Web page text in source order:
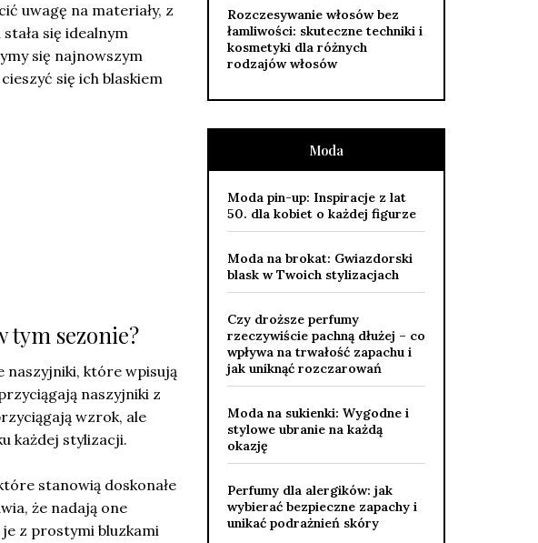
uwagę na materiały, z
się idealnym
się najnowszym
się ich blaskiem
tym sezonie?
naszyjniki, które wpisują
naszyjniki z
wzrok, ale
każdej stylizacji.
stanowią doskonałe
że nadają one
z prostymi bluzkami
Rozczesywanie włosów bez
łamliwości: skuteczne techniki i
kosmetyki dla różnych
rodzajów włosów
Moda
Moda pin-up: Inspiracje z lat
50. dla kobiet o każdej figurze
Moda na brokat: Gwiazdorski
blask w Twoich stylizacjach
Czy droższe perfumy
rzeczywiście pachną dłużej – co
wpływa na trwałość zapachu i
jak uniknąć rozczarowań
Moda na sukienki: Wygodne i
stylowe ubranie na każdą
okazję
Perfumy dla alergików: jak
wybierać bezpieczne zapachy i
unikać podrażnień skóry